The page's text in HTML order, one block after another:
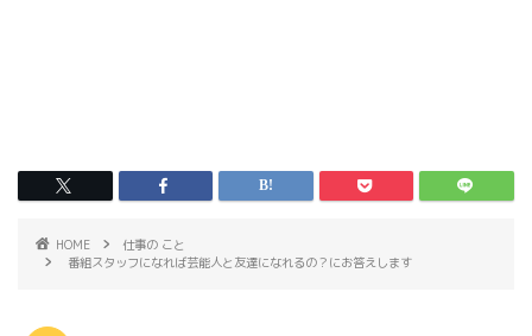
HOME
仕事の こと
番組スタッフになれば芸能人と友達になれるの？にお答えします